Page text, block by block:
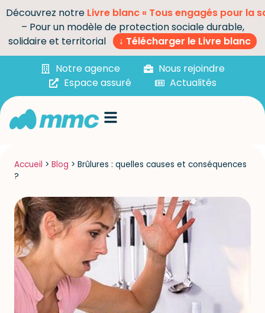
Découvrez notre Livre blanc « Tous engagés pour la
– Pour un modèle de protection sociale durable,
solidaire et territorial
↓ Télécharger le Livre blanc
Notre agence
Nous rejoindre
Espace assuré
Actualités
Accueil > Blog > Brûlures : quelles causes et conséquences
?